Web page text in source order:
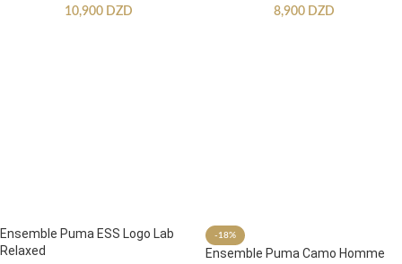
10,900 DZD 8,900 DZD
Ensemble Puma ESS Logo Lab
Relaxed
-18%
Ensemble Puma Camo Homme